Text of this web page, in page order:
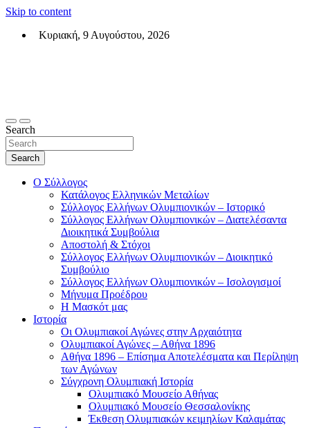
Skip to content
Κυριακή, 9 Αυγούστου, 2026
Search
Search
Ο Σύλλογος
Κατάλογος Ελληνικών Μεταλίων
Σύλλογος Ελλήνων Ολυμπιονικών – Ιστορικό
Σύλλογος Ελλήνων Ολυμπιονικών – Διατελέσαντα
Διοικητικά Συμβούλια
Αποστολή & Στόχοι
Σύλλογος Ελλήνων Ολυμπιονικών – Διοικητικό
Συμβούλιο
Σύλλογος Ελλήνων Ολυμπιονικών – Ισολογισμοί
Μήνυμα Προέδρου
Η Μασκότ μας
Ιστορία
Οι Ολυμπιακοί Αγώνες στην Αρχαιότητα
Ολυμπιακοί Αγώνες – Αθήνα 1896
Αθήνα 1896 – Επίσημα Αποτελέσματα και Περίληψη
των Αγώνων
Σύγχρονη Ολυμπιακή Ιστορία
Ολυμπιακό Μουσείο Αθήνας
Ολυμπιακό Μουσείο Θεσσαλονίκης
Έκθεση Ολυμπιακών κειμηλίων Καλαμάτας